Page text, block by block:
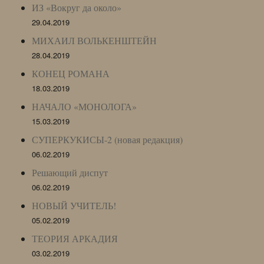
ИЗ «Вокруг да около»
29.04.2019
МИХАИЛ ВОЛЬКЕНШТЕЙН
28.04.2019
КОНЕЦ РОМАНА
18.03.2019
НАЧАЛО «МОНОЛОГА»
15.03.2019
СУПЕРКУКИСЫ-2 (новая редакция)
06.02.2019
Решающий диспут
06.02.2019
НОВЫЙ УЧИТЕЛЬ!
05.02.2019
ТЕОРИЯ АРКАДИЯ
03.02.2019